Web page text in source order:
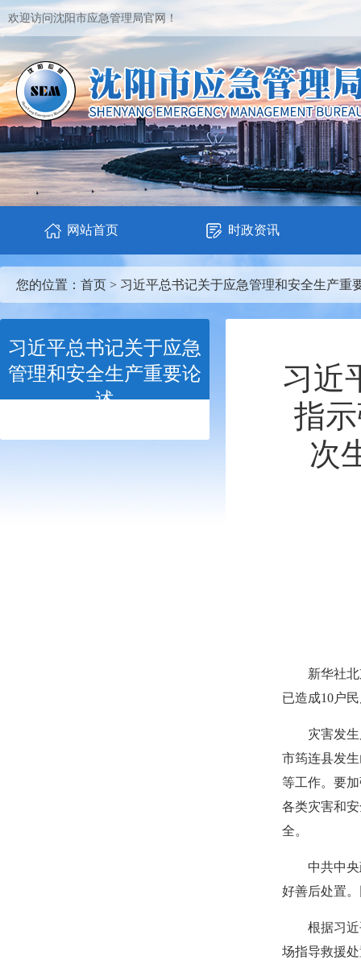
欢迎访问沈阳市应急管理局官网！
网站首页 时政资讯
您的位置： 首页 > 习近平总书记关于应急管理和安全生产重
习近平总书记关于应急
管理和安全生产重要论
述
习近
指
次
新华社
已造成10户
灾害发
市筠连县发
等工作。要
各类灾害和
全。
中共中
好善后处置
根据习
场指导救援